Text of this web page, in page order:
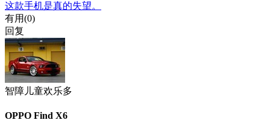
这款手机是真的失望。
有用(0)
回复
智障儿童欢乐多
OPPO Find X6